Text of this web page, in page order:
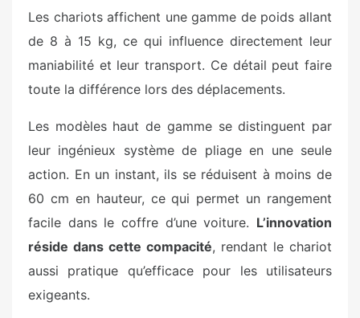
Les chariots affichent une gamme de poids allant
de 8 à 15 kg, ce qui influence directement leur
maniabilité et leur transport. Ce détail peut faire
toute la différence lors des déplacements.
Les modèles haut de gamme se distinguent par
leur ingénieux système de pliage en une seule
action. En un instant, ils se réduisent à moins de
60 cm en hauteur, ce qui permet un rangement
facile dans le coffre d’une voiture. L’innovation
réside dans cette compacité, rendant le chariot
aussi pratique qu’efficace pour les utilisateurs
exigeants.